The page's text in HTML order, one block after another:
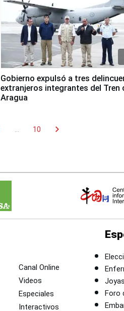
Gobierno expulsó a tres
extranjeros integrantes del Tren
Aragua
10 chevron_right
Canal Online
Videos
Especiales
Interactivos
Foro